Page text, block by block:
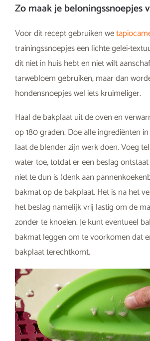
Zo maak je beloningssnoepjes
Voor dit recept gebruiken we
trainingssnoepjes een lichte gelei-
dit niet in huis hebt en niet wilt
tarwebloem gebruiken, maar dan
hondensnoepjes wel iets kruimeliger.
Haal de bakplaat uit de oven en
op 180 graden. Doe alle ingrediënten
laat de blender zijn werk doen. Voeg
water toe, totdat er een beslag
niet te dun is (denk aan
bakmat op de bakplaat. Het is na het
het beslag namelijk vrij lastig om de
zonder te knoeien. Je kunt eventueel
bakmat leggen om te voorkomen dat
bakplaat terechtkomt.